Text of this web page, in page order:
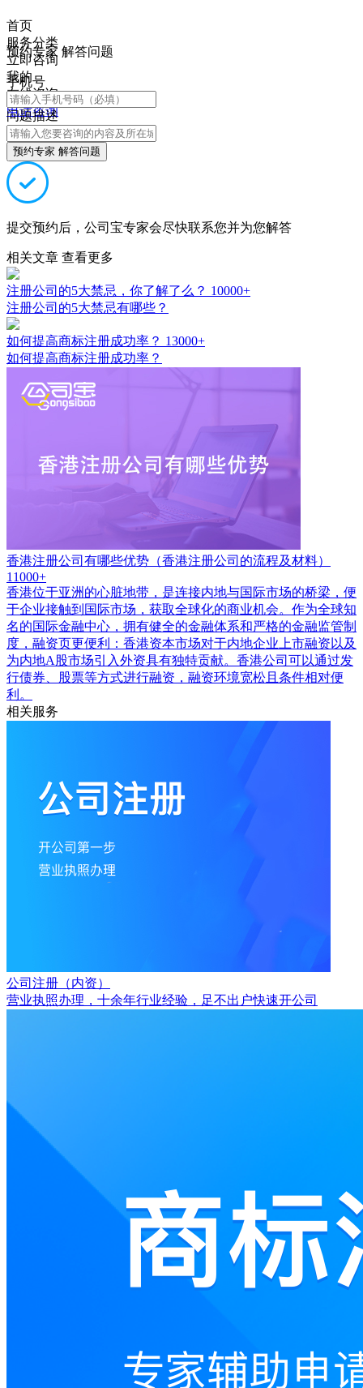
首页
服务分类
立即咨询
我的
在线咨询
电话咨询
预约专家 解答问题
手机号
问题描述
预约专家 解答问题
提交预约后，公司宝专家会尽快联系您并为您解答
相关文章 查看更多
注册公司的5大禁忌，你了解了么？ 10000+
注册公司的5大禁忌有哪些？
如何提高商标注册成功率？ 13000+
如何提高商标注册成功率？
香港注册公司有哪些优势（香港注册公司的流程及材料）
11000+
香港位于亚洲的心脏地带，是连接内地与国际市场的桥梁，便
于企业接触到国际市场，获取全球化的商业机会。作为全球知
名的国际金融中心，拥有健全的金融体系和严格的金融监管制
度，融资页更便利：香港资本市场对于内地企业上市融资以及
为内地A股市场引入外资具有独特贡献。香港公司可以通过发
行债券、股票等方式进行融资，融资环境宽松且条件相对便
利。
相关服务
公司注册（内资）
营业执照办理，十余年行业经验，足不出户快速开公司